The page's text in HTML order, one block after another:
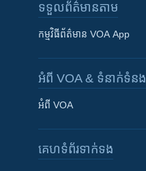
ទទួល​ព័ត៌មាន​តាម
កម្មវិធី​ព័ត៌មាន VOA App
អំពី​ VOA & ទំនាក់ទំនង
អំពី​ VOA
គេហទំព័រ​​ទាក់ទង